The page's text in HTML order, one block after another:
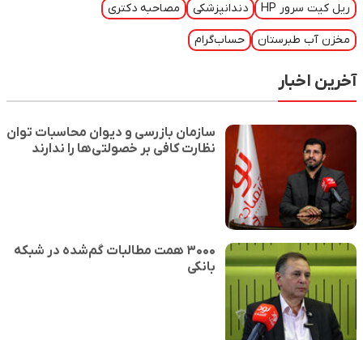
ریل کیت سرور HP دندانپزشکی مصاحبه دکتری
مخزن آب طبرستان حساب‌گرام
آخرین اخبار
سازمان بازرسی و دیوان محاسبات توان
نظارت کافی بر خصولتی‌ها را ندارند
۳۰۰۰ همت مطالبات گم‌شده در شبکه
بانکی